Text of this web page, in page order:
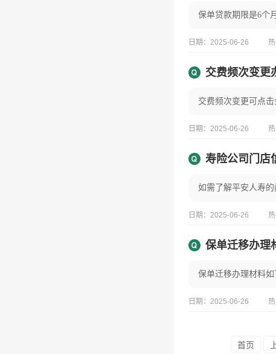
日期：2025-06-26
交费频次变更
日期：2025-06-26
寿险公司门店
日期：2025-06-26
保单迁移办理
日期：2025-06-26
首页